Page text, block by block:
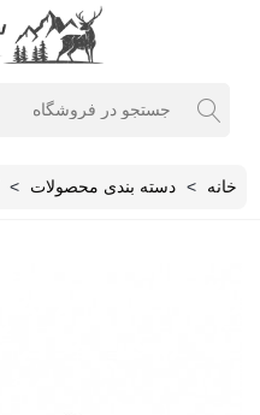
خانه > دسته بندی محصولات >